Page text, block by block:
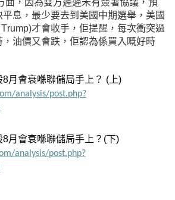
息，最少要去到美國中期選舉，美國
Trump)才會收手，佢提醒，每次衝突過
油價又會跌，佢認為係買入嘅好時
8月會衰喺聯儲局手上？ (上)
analysis/post.php?
8月會衰喺聯儲局手上？ (下)
analysis/post.php?